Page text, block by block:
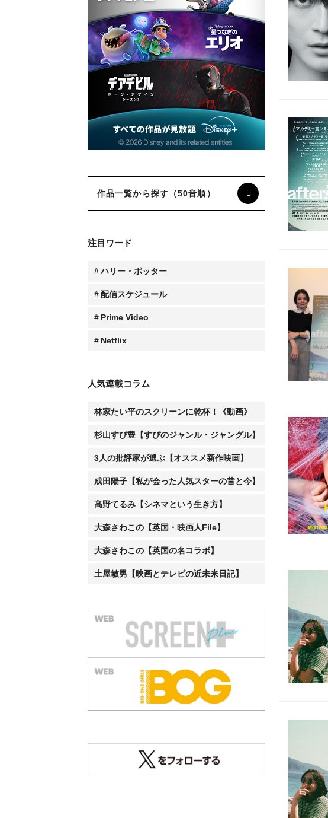
作品一覧から探す（50音順）
注目ワード
ハリー・ポッター
配信スケジュール
Prime Video
Netflix
人気連載コラム
林家たい平のスクリーンに乾杯！《動画》
杉山すぴ豊【すぴのジャンル・ジャングル】
3人の批評家が選ぶ【オススメ新作映画】
成田陽子【私が会った人気スターの昔と今】
髙野てるみ【シネマという生き方】
大森さわこの【英国・映画人File】
大森さわこの【英国の名コラボ】
土屋敏男【映画とテレビの近未来日記】